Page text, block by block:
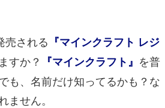
？
売される 『マインクラフト レジ
すか？ 『マインクラフト』 を普
も、名前だけ知ってるかも？な
ません。